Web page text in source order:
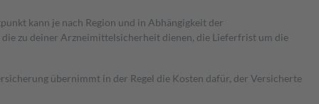
kann je nach Region und in Abhängigkeit der
zu deiner Arzneimittelsicherheit dienen, die Lieferfrist um die
übernimmt in der Regel die Kosten dafür, der Versicherte